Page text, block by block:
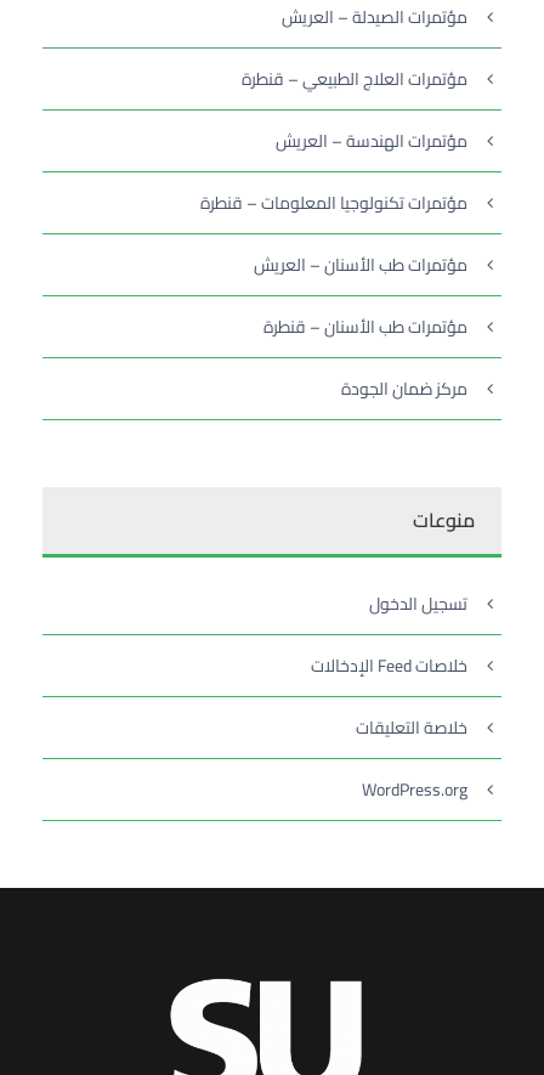
مؤتمرات الصيدلة – العريش
مؤتمرات العلاج الطبيعي – قنطرة
مؤتمرات الهندسة – العريش
مؤتمرات تكنولوجيا المعلومات – قنطرة
مؤتمرات طب الأسنان – العريش
مؤتمرات طب الأسنان – قنطرة
مركز ضمان الجودة
منوعات
تسجيل الدخول
خلاصات Feed الإدخالات
خلاصة التعليقات
WordPress.org